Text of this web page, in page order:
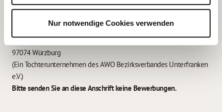
Nur notwendige Cookies verwenden
Betreiber der Webseite
Garitz Bewirtschaftungsbetriebe GmbH
Kantstraße 45a
97074 Würzburg
(Ein Tochterunternehmen des AWO Bezirksverbandes Unterfranken
e.V.)
Bitte senden Sie an diese Anschrift keine Bewerbungen.